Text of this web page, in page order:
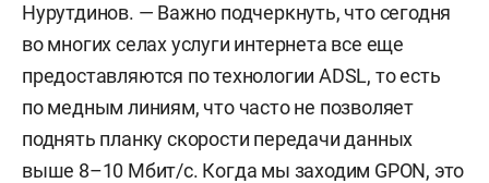
Нурутдинов. — Важно подчеркнуть, что сегодня
во многих селах услуги интернета все еще
предоставляются по технологии ADSL, то есть
по медным линиям, что часто не позволяет
поднять планку скорости передачи данных
выше 8–10 Мбит/с. Когда мы заходим GPON, это